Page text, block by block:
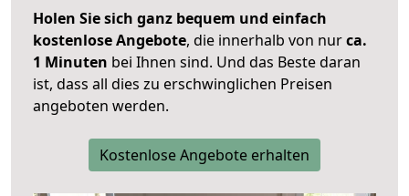
Holen Sie sich ganz bequem und einfach
kostenlose Angebote, die innerhalb von nurca.
1 Minuten bei Ihnen sind. Und das Beste daran
ist, dass all dies zu erschwinglichen Preisen
angeboten werden.
Kostenlose Angebote erhalten